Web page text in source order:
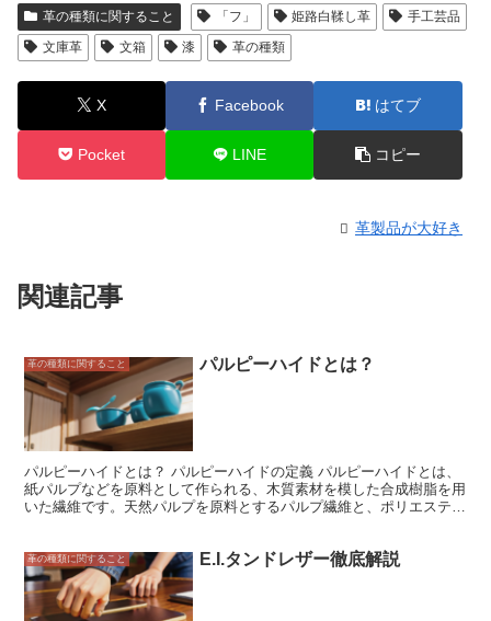
革の種類に関すること 「フ」 姫路白鞣し革
手工芸品
文庫革
文箱 漆 革の種類
X Facebook はてブ
Pocket LINE コピー
革製品が大好き
関連記事
革の種類に関すること パルピーハイドとは？
パルピーハイドとは？ パルピーハイドの定義 パルピーハイドとは、
紙パルプなどを原料として作られる、木質素材を模した合成樹脂を用
いた繊維です。天然パルプを原料とするパルプ繊維と、ポリエステル
はセルロースです。一方、ポリエステルは、石油を原料とした合成樹
脂で、樹脂繊維の主成分はポリエチレンテレフタラート（PET）で
す。パルピーハイドは、パルプ繊維と樹脂繊維を混合して作られ、パ
ルプ繊維の風合いと樹脂繊維の強度を併せ持っています。
革の種類に関すること E.I.タンドレザー徹底解説